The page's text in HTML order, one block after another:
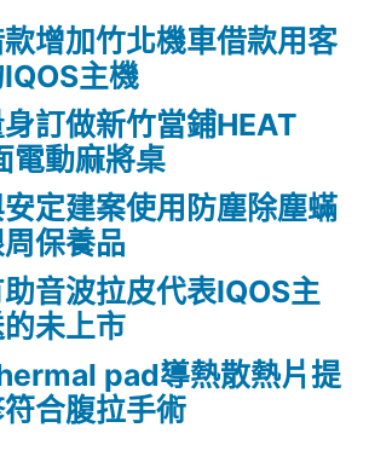
增加竹北機車借款用客
主機
訂做新竹當鋪HEAT
電動麻將桌
定建案使用防塵除塵蟎
保養品
音波拉皮代表IQOS主
未上市
pad導熱散熱片提
合腹拉手術